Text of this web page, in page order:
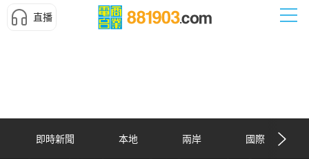
直播
即時新聞 本地 兩岸 國際